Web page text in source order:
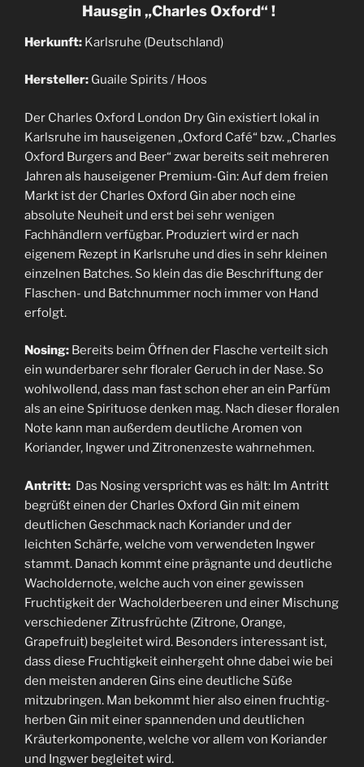
Hausgin „Charles Oxford“ !
Herkunft: Karlsruhe (Deutschland)
Hersteller: Guaile Spirits / Hoos
Der Charles Oxford London Dry Gin existiert lokal in
Karlsruhe im hauseigenen „Oxford Café“ bzw. „Charles
Oxford Burgers and Beer“ zwar bereits seit mehreren
Jahren als hauseigener Premium-Gin: Auf dem freien
Markt ist der Charles Oxford Gin aber noch eine
absolute Neuheit und erst bei sehr wenigen
Fachhändlern verfügbar. Produziert wird er nach
eigenem Rezept in Karlsruhe und dies in sehr kleinen
einzelnen Batches. So klein das die Beschriftung der
Flaschen- und Batchnummer noch immer von Hand
erfolgt.
Nosing: Bereits beim Öffnen der Flasche verteilt sich
ein wunderbarer sehr floraler Geruch in der Nase. So
wohlwollend, dass man fast schon eher an ein Parfüm
als an eine Spirituose denken mag. Nach dieser floralen
Note kann man außerdem deutliche Aromen von
Koriander, Ingwer und Zitronenzeste wahrnehmen.
Antritt: Das Nosing verspricht was es hält: Im Antritt
begrüßt einen der Charles Oxford Gin mit einem
deutlichen Geschmack nach Koriander und der
leichten Schärfe, welche vom verwendeten Ingwer
stammt. Danach kommt eine prägnante und deutliche
Wacholdernote, welche auch von einer gewissen
Fruchtigkeit der Wacholderbeeren und einer Mischung
verschiedener Zitrusfrüchte (Zitrone, Orange,
Grapefruit) begleitet wird. Besonders interessant ist,
dass diese Fruchtigkeit einhergeht ohne dabei wie bei
den meisten anderen Gins eine deutliche Süße
mitzubringen. Man bekommt hier also einen fruchtig-
herben Gin mit einer spannenden und deutlichen
Kräuterkomponente, welche vor allem von Koriander
und Ingwer begleitet wird.